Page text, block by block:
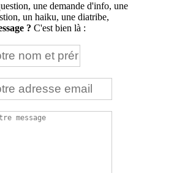
une demande d'info, une
un haiku, une diatribe,
? C'est bien là :